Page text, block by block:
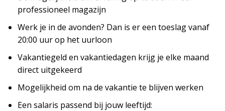
professioneel magazijn
Werk je in de avonden? Dan is er een toeslag vanaf
20:00 uur op het uurloon
Vakantiegeld en vakantiedagen krijg je elke maand
direct uitgekeerd
Mogelijkheid om na de vakantie te blijven werken
Een salaris passend bij jouw leeftijd: